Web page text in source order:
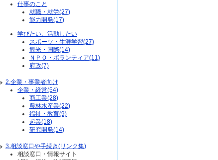
仕事のこと
就職・就労(27)
能力開発(17)
学びたい、活動したい
スポーツ・生涯学習(27)
観光・国際(14)
ＮＰＯ・ボランティア(11)
府政(7)
2.企業・事業者向け
企業・経営(54)
商工業(28)
農林水産業(22)
福祉・教育(9)
起業(18)
研究開発(14)
3.相談窓口や手続き(リンク集)
相談窓口・情報サイト